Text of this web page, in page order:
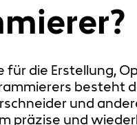
für die Erstellung,
besteht
und
präzise und